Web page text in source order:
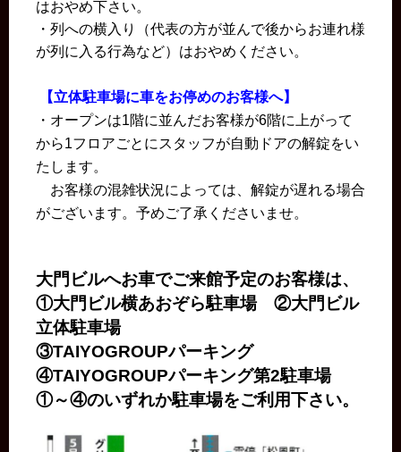
はおやめ下さい。
・列への横入り（代表の方が並んで後からお連れ様
が列に入る行為など）はおやめください。
【立体駐車場に車をお停めのお客様へ】
・オープンは1階に並んだお客様が6階に上がって
から1フロアごとにスタッフが自動ドアの解錠をい
たします。
お客様の混雑状況によっては、解錠が遅れる場合
がございます。予めご了承くださいませ。
大門ビルへお車でご来館予定のお客様は、
①大門ビル横あおぞら駐車場 ②大門ビル
立体駐車場
③TAIYOGROUPパーキング
④TAIYOGROUPパーキング第2駐車場
①～④のいずれか駐車場をご利用下さい。